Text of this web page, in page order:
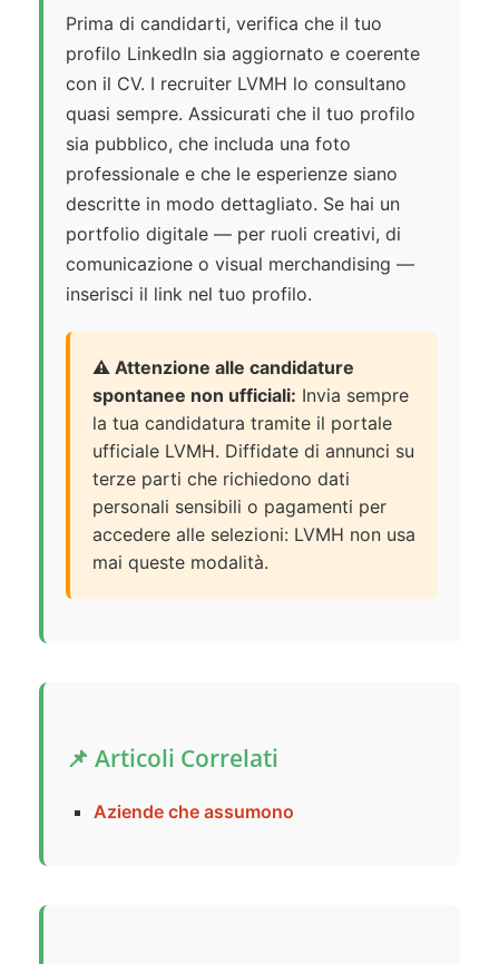
Prima di candidarti, verifica che il tuo
profilo LinkedIn sia aggiornato e coerente
con il CV. I recruiter LVMH lo consultano
quasi sempre. Assicurati che il tuo profilo
sia pubblico, che includa una foto
professionale e che le esperienze siano
descritte in modo dettagliato. Se hai un
portfolio digitale — per ruoli creativi, di
comunicazione o visual merchandising —
inserisci il link nel tuo profilo.
⚠️ Attenzione alle candidature
spontanee non ufficiali: Invia sempre
la tua candidatura tramite il portale
ufficiale LVMH. Diffidate di annunci su
terze parti che richiedono dati
personali sensibili o pagamenti per
accedere alle selezioni: LVMH non usa
mai queste modalità.
📌 Articoli Correlati
Aziende che assumono